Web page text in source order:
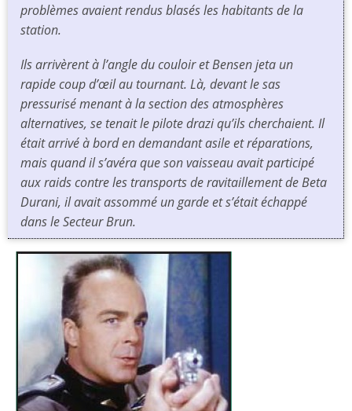
problèmes avaient rendus blasés les habitants de la
station.
Ils arrivèrent à l’angle du couloir et Bensen jeta un
rapide coup d’œil au tournant. Là, devant le sas
pressurisé menant à la section des atmosphères
alternatives, se tenait le pilote drazi qu’ils cherchaient. Il
était arrivé à bord en demandant asile et réparations,
mais quand il s’avéra que son vaisseau avait participé
aux raids contre les transports de ravitaillement de Beta
Durani, il avait assommé un garde et s’était échappé
dans le Secteur Brun.